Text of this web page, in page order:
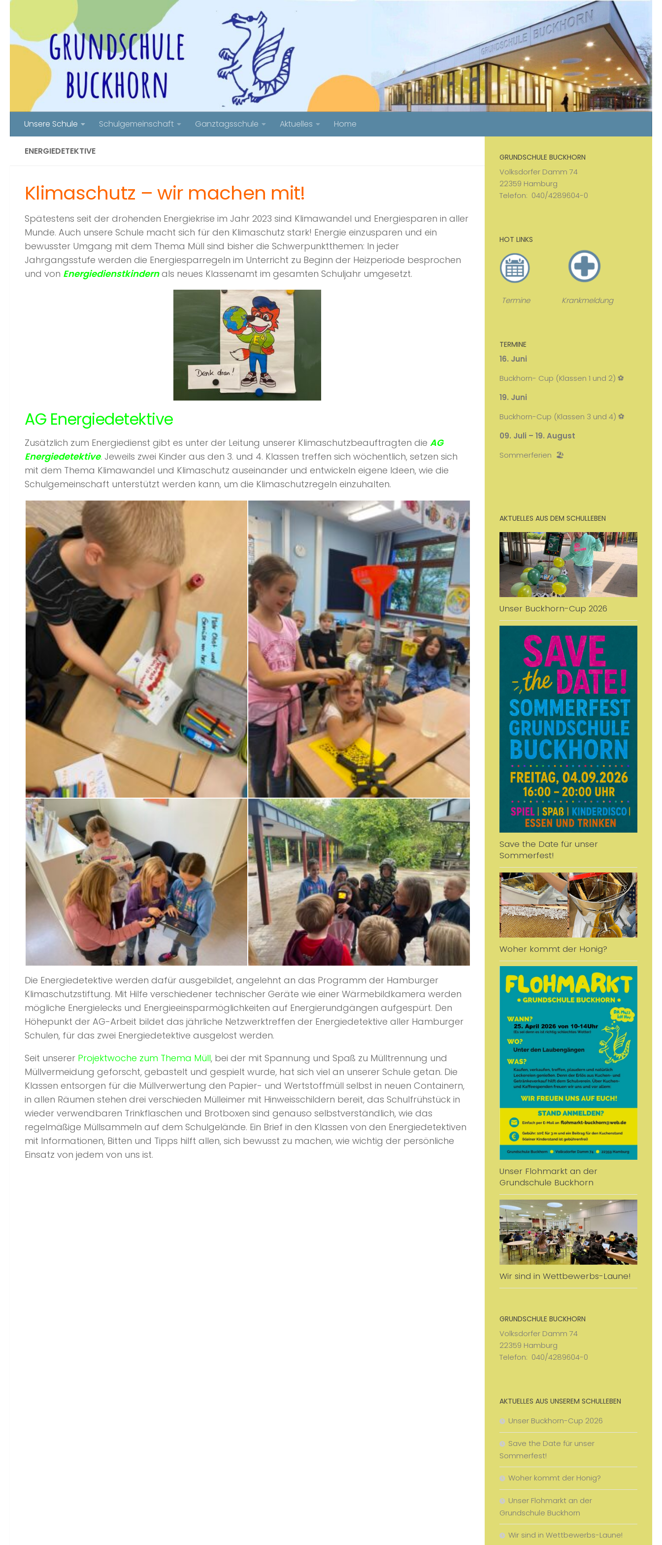
Zum Inhalt springen
Unsere Schule Schulgemeinschaft Ganztagsschule Aktuelles Home
ENERGIEDETEKTIVE
Klimaschutz – wir machen mit!
Spätestens seit der drohenden Energiekrise im Jahr 2023 sind Klimawandel und Energiesparen in aller
Munde. Auch unsere Schule macht sich für den Klimaschutz stark! Energie einzusparen und ein
bewusster Umgang mit dem Thema Müll sind bisher die Schwerpunktthemen: In jeder
Jahrgangsstufe werden die Energiesparregeln im Unterricht zu Beginn der Heizperiode besprochen
und von Energiedienstkindern als neues Klassenamt im gesamten Schuljahr umgesetzt.
AG Energiedetektive
Zusätzlich zum Energiedienst gibt es unter der Leitung unserer Klimaschutzbeauftragten die AG
Energiedetektive. Jeweils zwei Kinder aus den 3. und 4. Klassen treffen sich wöchentlich, setzen sich
mit dem Thema Klimawandel und Klimaschutz auseinander und entwickeln eigene Ideen, wie die
Schulgemeinschaft unterstützt werden kann, um die Klimaschutzregeln einzuhalten.
Die Energiedetektive werden dafür ausgebildet, angelehnt an das Programm der Hamburger
Klimaschutzstiftung. Mit Hilfe verschiedener technischer Geräte wie einer Wärmebildkamera werden
mögliche Energielecks und Energieeinsparmöglichkeiten auf Energierundgängen aufgespürt. Den
Höhepunkt der AG-Arbeit bildet das jährliche Netzwerktreffen der Energiedetektive aller Hamburger
Schulen, für das zwei Energiedetektive ausgelost werden.
Seit unserer Projektwoche zum Thema Müll, bei der mit Spannung und Spaß zu Mülltrennung und
Müllvermeidung geforscht, gebastelt und gespielt wurde, hat sich viel an unserer Schule getan. Die
Klassen entsorgen für die Müllverwertung den Papier- und Wertstoffmüll selbst in neuen Containern,
in allen Räumen stehen drei verschieden Mülleimer mit Hinweisschildern bereit, das Schulfrühstück in
wieder verwendbaren Trinkflaschen und Brotboxen sind genauso selbstverständlich, wie das
regelmäßige Müllsammeln auf dem Schulgelände. Ein Brief in den Klassen von den Energiedetektiven
mit Informationen, Bitten und Tipps hilft allen, sich bewusst zu machen, wie wichtig der persönliche
Einsatz von jedem von uns ist.
GRUNDSCHULE BUCKHORN
Volksdorfer Damm 74
22359 Hamburg
Telefon: 040/4289604-0
HOT LINKS
Termine Krankmeldung
TERMINE
16. Juni ​
Buckhorn- Cup (Klassen 1 und 2) ​⚽​
19. Juni ​
Buckhorn-Cup (Klassen 3 und 4) ​⚽​
09. Juli – 19. August
Sommerferien 🏖️​
AKTUELLES AUS DEM SCHULLEBEN
Unser Buckhorn-Cup 2026
Save the Date für unser
Sommerfest!
Woher kommt der Honig?
Unser Flohmarkt an der
Grundschule Buckhorn
Wir sind in Wettbewerbs-Laune!
GRUNDSCHULE BUCKHORN
Volksdorfer Damm 74
22359 Hamburg
Telefon: 040/4289604-0
AKTUELLES AUS UNSEREM SCHULLEBEN
Unser Buckhorn-Cup 2026
Save the Date für unser
Sommerfest!
Woher kommt der Honig?
Unser Flohmarkt an der
Grundschule Buckhorn
Wir sind in Wettbewerbs-Laune!